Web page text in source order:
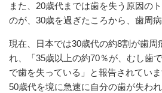
また、20歳代までは歯を失う原因の
のが、30歳を過ぎたころから、歯周
現在、日本では30歳代の約8割が歯周
れ、「35歳以上の約70％が、むし歯
で歯を失っている」と報告されていま
50歳代を境に急速に自分の歯が失わ